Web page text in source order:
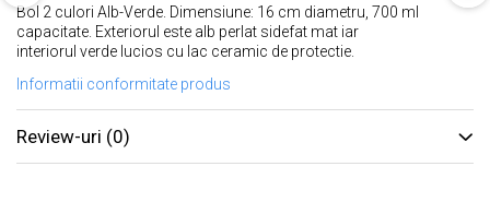
Bol 2 culori Alb-Verde. Dimensiune: 16 cm diametru, 700 ml
capacitate. Exteriorul este alb perlat sidefat mat iar
interiorul verde lucios cu lac ceramic de protectie.
Informatii conformitate produs
Review-uri (0)